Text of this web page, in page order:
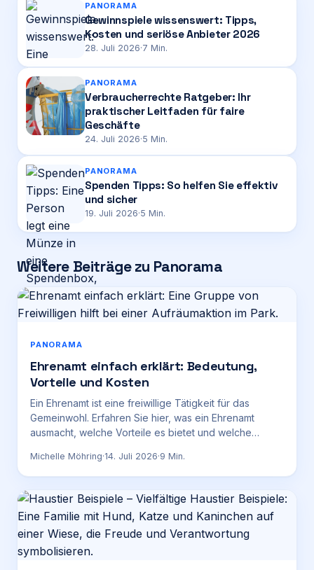
PANORAMA
Gewinnspiele wissenswert: Tipps,
Kosten und seriöse Anbieter 2026
28. Juli 2026·7 Min.
PANORAMA
Verbraucherrechte Ratgeber: Ihr
praktischer Leitfaden für faire
Geschäfte
24. Juli 2026·5 Min.
PANORAMA
Spenden Tipps: So helfen Sie effektiv
und sicher
19. Juli 2026·5 Min.
Weitere Beiträge zu Panorama
PANORAMA
Ehrenamt einfach erklärt: Bedeutung,
Vorteile und Kosten
Ein Ehrenamt ist eine freiwillige Tätigkeit für das
Gemeinwohl. Erfahren Sie hier, was ein Ehrenamt
ausmacht, welche Vorteile es bietet und welche
Michelle Möhring·14. Juli 2026·9 Min.